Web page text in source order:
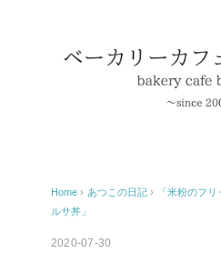
Home › あつこの日記 ›
「米粉のフ
ルサ丼」
2020-07-30